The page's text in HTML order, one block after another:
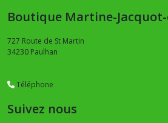
Boutique Martine-
727 Route de St Martin
34230 Paulhan
Téléphone
Suivez nous